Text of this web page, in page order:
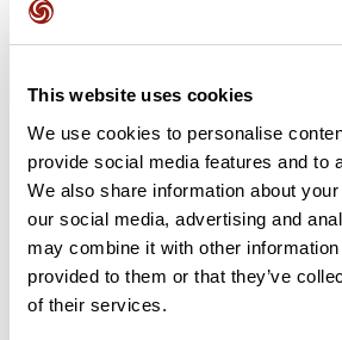
This website uses cookies
We use cookies to personalise
provide social media features and to
We also share information about
our social media, advertising and
may combine it with other information
provided to them or that they’ve
of their services.
Recensioni degli utenti
Questo percorso non contiene ancora
Aggiungi una